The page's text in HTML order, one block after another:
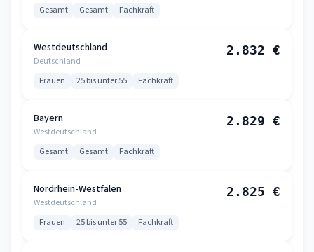
Gesamt Gesamt Fachkraft
Westdeutschland
Deutschland
2.832 €
Frauen 25 bis unter 55 Fachkraft
Bayern
Westdeutschland
2.829 €
Gesamt Gesamt Fachkraft
Nordrhein-Westfalen
Westdeutschland
2.825 €
Frauen 25 bis unter 55 Fachkraft